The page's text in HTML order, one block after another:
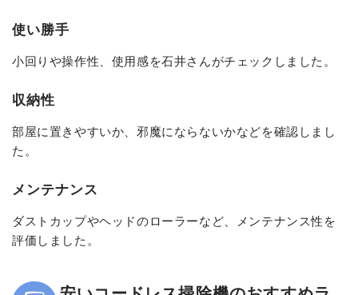
使い勝手
小回りや操作性、使用感を石井さんがチェックしました。
収納性
部屋に置きやすいか、邪魔にならないかなどを確認しまし
た。
メンテナンス
ダストカップやヘッドのローラーなど、メンテナンス性を
評価しました。